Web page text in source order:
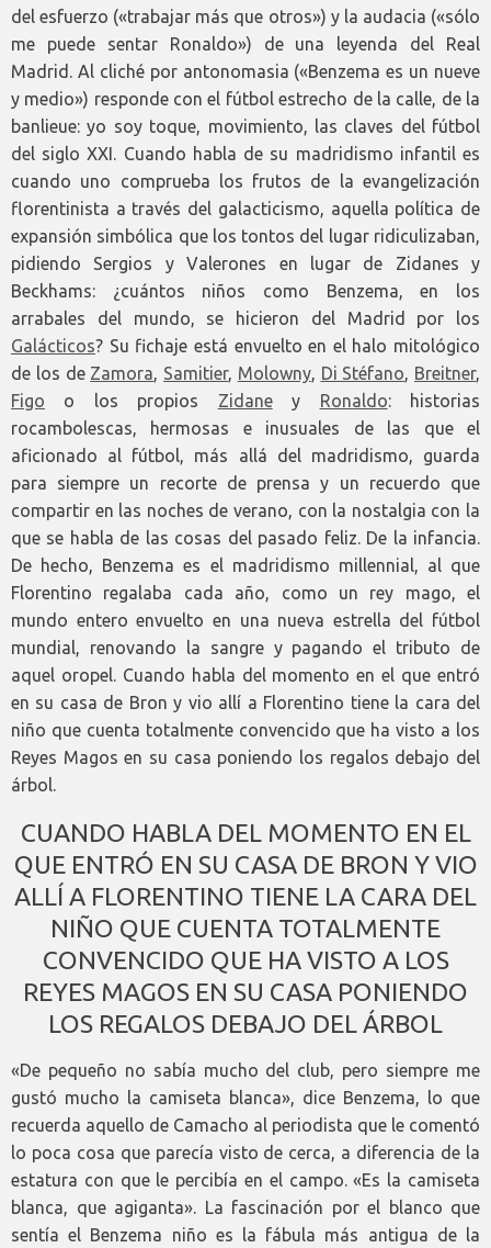
del esfuerzo («trabajar más que otros») y la audacia («sólo
me puede sentar Ronaldo») de una leyenda del Real
Madrid. Al cliché por antonomasia («Benzema es un nueve
y medio») responde con el fútbol estrecho de la calle, de la
banlieue: yo soy toque, movimiento, las claves del fútbol
del siglo XXI. Cuando habla de su madridismo infantil es
cuando uno comprueba los frutos de la evangelización
florentinista a través del galacticismo, aquella política de
expansión simbólica que los tontos del lugar ridiculizaban,
pidiendo Sergios y Valerones en lugar de Zidanes y
Beckhams: ¿cuántos niños como Benzema, en los
arrabales del mundo, se hicieron del Madrid por los
Galácticos? Su fichaje está envuelto en el halo mitológico
de los de Zamora, Samitier, Molowny, Di Stéfano, Breitner,
Figo o los propios Zidaney Ronaldo: historias
rocambolescas, hermosas e inusuales de las que el
aficionado al fútbol, más allá del madridismo, guarda
para siempre un recorte de prensa y un recuerdo que
compartir en las noches de verano, con la nostalgia con la
que se habla de las cosas del pasado feliz. De la infancia.
De hecho, Benzema es el madridismo millennial, al que
Florentino regalaba cada año, como un rey mago, el
mundo entero envuelto en una nueva estrella del fútbol
mundial, renovando la sangre y pagando el tributo de
aquel oropel. Cuando habla del momento en el que entró
en su casa de Bron y vio allí a Florentino tiene la cara del
niño que cuenta totalmente convencido que ha visto a los
Reyes Magos en su casa poniendo los regalos debajo del
árbol.
CUANDO HABLA DEL MOMENTO EN EL
QUE ENTRÓ EN SU CASA DE BRON Y VIO
ALLÍ A FLORENTINO TIENE LA CARA DEL
NIÑO QUE CUENTA TOTALMENTE
CONVENCIDO QUE HA VISTO A LOS
REYES MAGOS EN SU CASA PONIENDO
LOS REGALOS DEBAJO DEL ÁRBOL
«De pequeño no sabía mucho del club, pero siempre me
gustó mucho la camiseta blanca», dice Benzema, lo que
recuerda aquello de Camacho al periodista que le comentó
lo poca cosa que parecía visto de cerca, a diferencia de la
estatura con que le percibía en el campo. «Es la camiseta
blanca, que agiganta». La fascinación por el blanco que
sentía el Benzema niño es la fábula más antigua de la